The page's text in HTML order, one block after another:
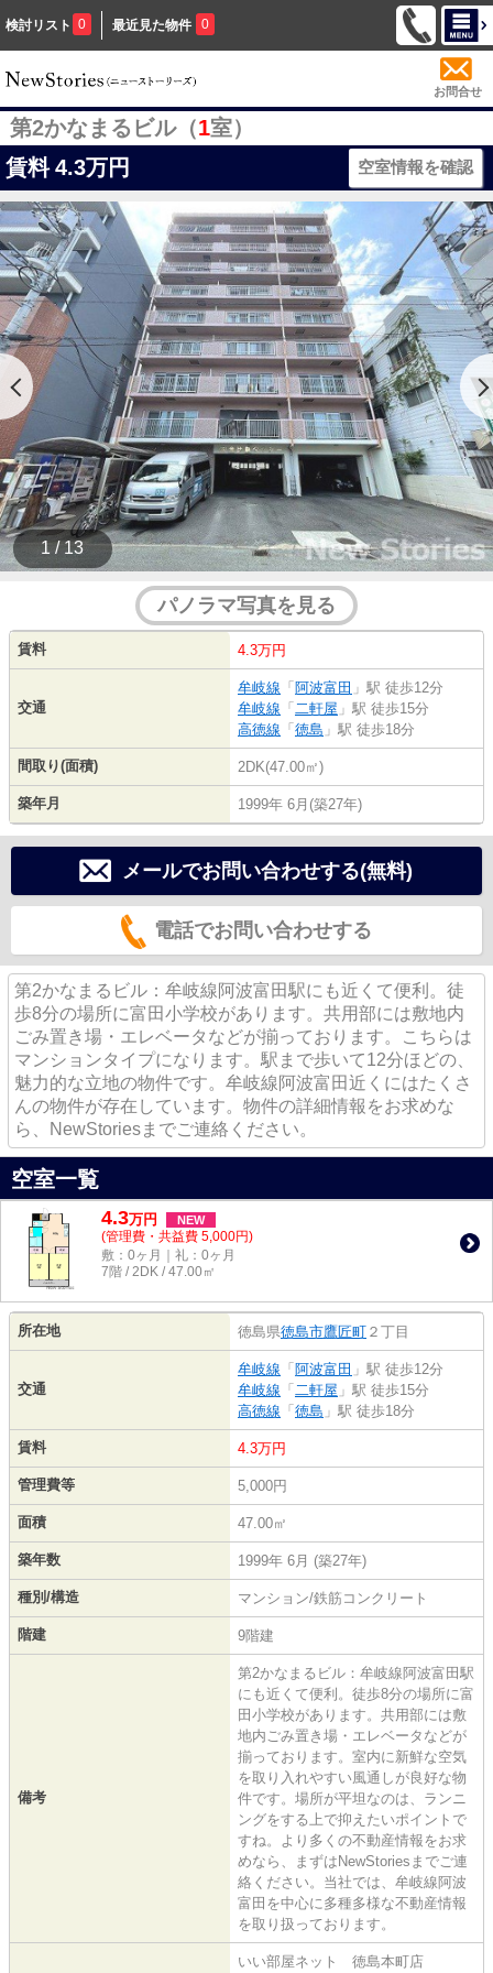
検討リスト 0 最近見た物件 0
お問合せ
第2かなまるビル（1室）
賃料 4.3万円 空室情報を確認
1 / 13
パノラマ写真を見る
賃料 4.3万円
交通
牟岐線 「 阿波富田 」駅 徒歩12分
牟岐線 「 二軒屋 」駅 徒歩15分
高徳線 「 徳島 」駅 徒歩18分
間取り(面積) 2DK(47.00㎡)
築年月 1999年 6月(築27年)
メールでお問い合わせする(無料)
電話でお問い合わせする
第2かなまるビル：牟岐線阿波富田駅にも近くて便利。徒
歩8分の場所に富田小学校があります。共用部には敷地内
ごみ置き場・エレベータなどが揃っております。こちらは
マンションタイプになります。駅まで歩いて12分ほどの、
魅力的な立地の物件です。牟岐線阿波富田近くにはたくさ
んの物件が存在しています。物件の詳細情報をお求めな
ら、NewStoriesまでご連絡ください。
空室一覧
4.3万円 NEW
(管理費・共益費 5,000円)
敷：0ヶ月｜礼：0ヶ月
7階 / 2DK / 47.00㎡
所在地 徳島県徳島市鷹匠町 ２丁目
交通
牟岐線 「 阿波富田 」駅 徒歩12分
牟岐線 「 二軒屋 」駅 徒歩15分
高徳線 「 徳島 」駅 徒歩18分
賃料 4.3万円
管理費等 5,000円
面積 47.00㎡
築年数 1999年 6月 (築27年)
種別/構造 マンション/鉄筋コンクリート
階建 9階建
備考
第2かなまるビル：牟岐線阿波富田駅
にも近くて便利。徒歩8分の場所に富
田小学校があります。共用部には敷
地内ごみ置き場・エレベータなどが
揃っております。室内に新鮮な空気
を取り入れやすい風通しが良好な物
件です。場所が平坦なのは、ランニ
ングをする上で抑えたいポイントで
すね。より多くの不動産情報をお求
めなら、まずはNewStoriesまでご連
絡ください。当社では、牟岐線阿波
富田を中心に多種多様な不動産情報
を取り扱っております。
いい部屋ネット 徳島本町店